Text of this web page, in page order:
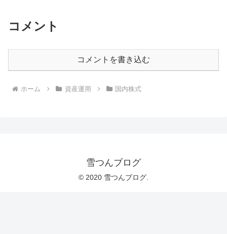
コメント
コメントを書き込む
ホーム 資産運用 国内株式
雪つんブログ
© 2020 雪つんブログ.